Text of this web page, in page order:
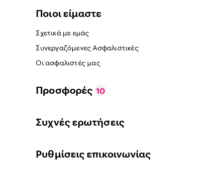
Ποιοι είμαστε
Σχετικά με εμάς
Συνεργαζόμενες Ασφαλιστικές
Οι ασφαλιστές μας
Προσφορές 10
Συχνές ερωτήσεις
Ρυθμίσεις επικοινωνίας